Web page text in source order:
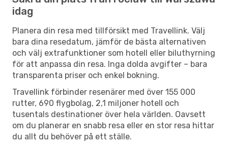
idag
Planera din resa med tillförsikt med Travellink. Välj
bara dina resedatum, jämför de bästa alternativen
och välj extrafunktioner som hotell eller biluthyrning
för att anpassa din resa. Inga dolda avgifter – bara
transparenta priser och enkel bokning.
Travellink förbinder resenärer med över 155 000
rutter, 690 flygbolag, 2,1 miljoner hotell och
tusentals destinationer över hela världen. Oavsett
om du planerar en snabb resa eller en stor resa hittar
du allt du behöver på ett ställe.